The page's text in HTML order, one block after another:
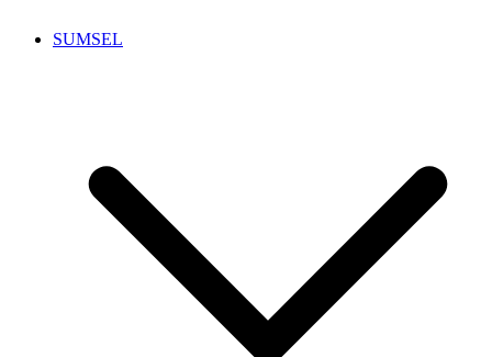
SUMSEL